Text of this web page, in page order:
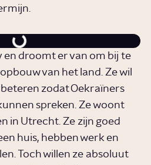
en droomt er van om bij te
van het land. Ze wil
zodat Oekraïners
spreken. Ze woont
in Utrecht. Ze zijn goed
huis, hebben werk en
Toch willen ze absoluut